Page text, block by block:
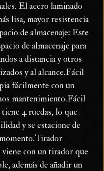
El acero laminado
lisa, mayor resistencia
de almacenaje: Este
de almacenaje para
a distancia y otros
y al alcance.Fácil
fácilmente con un
mantenimiento.Fácil
4 ruedas, lo que
y se estacione de
con un tirador que
además de añadir un